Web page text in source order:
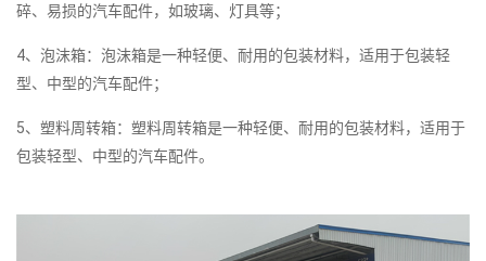
碎、易损的汽车配件，如玻璃、灯具等；
4、泡沫箱：泡沫箱是一种轻便、耐用的包装材料，适用于包装轻
型、中型的汽车配件；
5、塑料周转箱：塑料周转箱是一种轻便、耐用的包装材料，适用于
包装轻型、中型的汽车配件。